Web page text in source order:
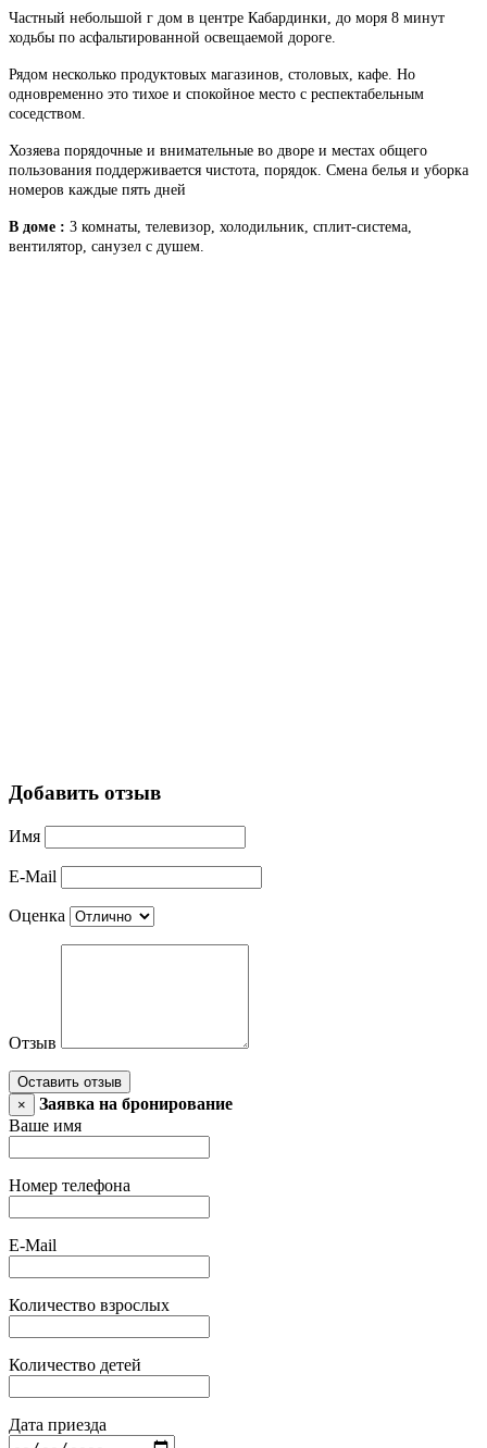
Частный небольшой г дом в центре Кабардинки, до моря 8 минут
ходьбы по асфальтированной освещаемой дороге.
Рядом несколько продуктовых магазинов, столовых, кафе. Но
одновременно это тихое и спокойное место с респектабельным
соседством.
Хозяева порядочные и внимательные во дворе и местах общего
пользования поддерживается чистота, порядок. Смена белья и уборка
номеров каждые пять дней
В доме : 3 комнаты, телевизор, холодильник, сплит-система,
вентилятор, санузел с душем.
Добавить отзыв
Имя
E-Mail
Оценка
Отзыв
Оставить отзыв
×
Заявка на бронирование
Ваше имя
Номер телефона
E-Mail
Количество взрослых
Количество детей
Дата приезда